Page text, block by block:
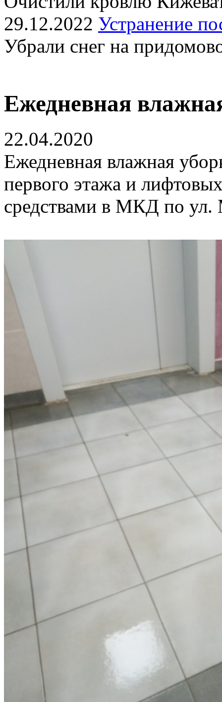
29.12.2022 Устранение
Убрали снег на
Ежедневная
22.04.2020
Ежедневная влажная
первого этажа и
средствами в МКД по ул.